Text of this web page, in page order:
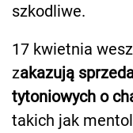
szkodliwe.
17 kwietnia
zakazują
tytoniowych o
takich jak